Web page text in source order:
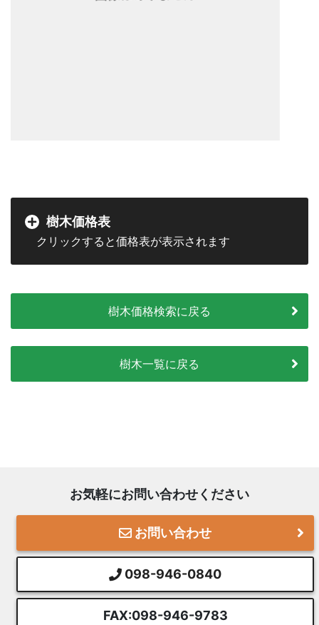
樹木価格表
樹木価格検索に戻る
樹木一覧に戻る
お気軽にお問い合わせください
お問い合わせ
098-946-0840
FAX:098-946-9783